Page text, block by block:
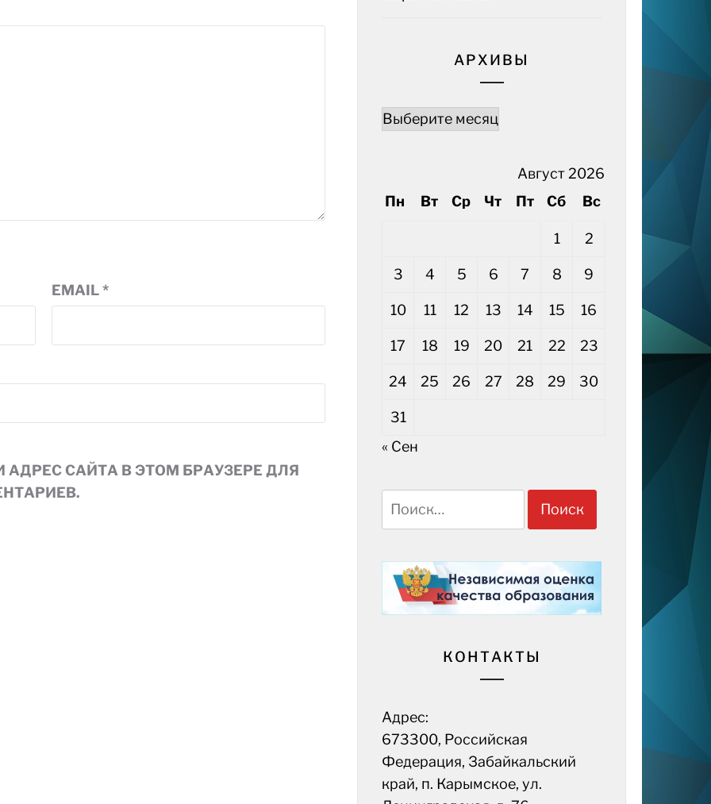
EMAIL*
АДРЕС САЙТА В ЭТОМ БРАУЗЕРЕ ДЛЯ
АРХИВЫ
Архивы
Август 2026
Пн
Вт Ср Чт Пт Сб Вс
1 2
3 4 5 6 7 8 9
10 11 12 13 14 15 16
17 18 19 20 21 22 23
24 25 26 27 28 29 30
31
« Сен
Найти:
КОНТАКТЫ
Адрес:
673300, Российская
Федерация, Забайкальский
край, п. Карымское, ул.